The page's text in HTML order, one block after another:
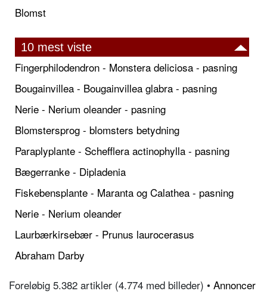
Blomst
10 mest viste
Fingerphilodendron - Monstera deliciosa - pasning
Bougainvillea - Bougainvillea glabra - pasning
Nerie - Nerium oleander - pasning
Blomstersprog - blomsters betydning
Paraplyplante - Schefflera actinophylla - pasning
Bægerranke - Dipladenia
Fiskebensplante - Maranta og Calathea - pasning
Nerie - Nerium oleander
Laurbærkirsebær - Prunus laurocerasus
Abraham Darby
Foreløbig 5.382 artikler (4.774 med billeder) • Annoncer